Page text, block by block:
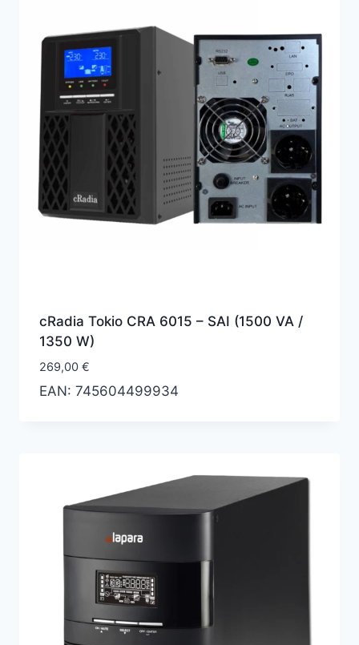
cRadia Tokio CRA 6015 – SAI (1500 VA /
1350 W)
269,00 €
EAN: 745604499934